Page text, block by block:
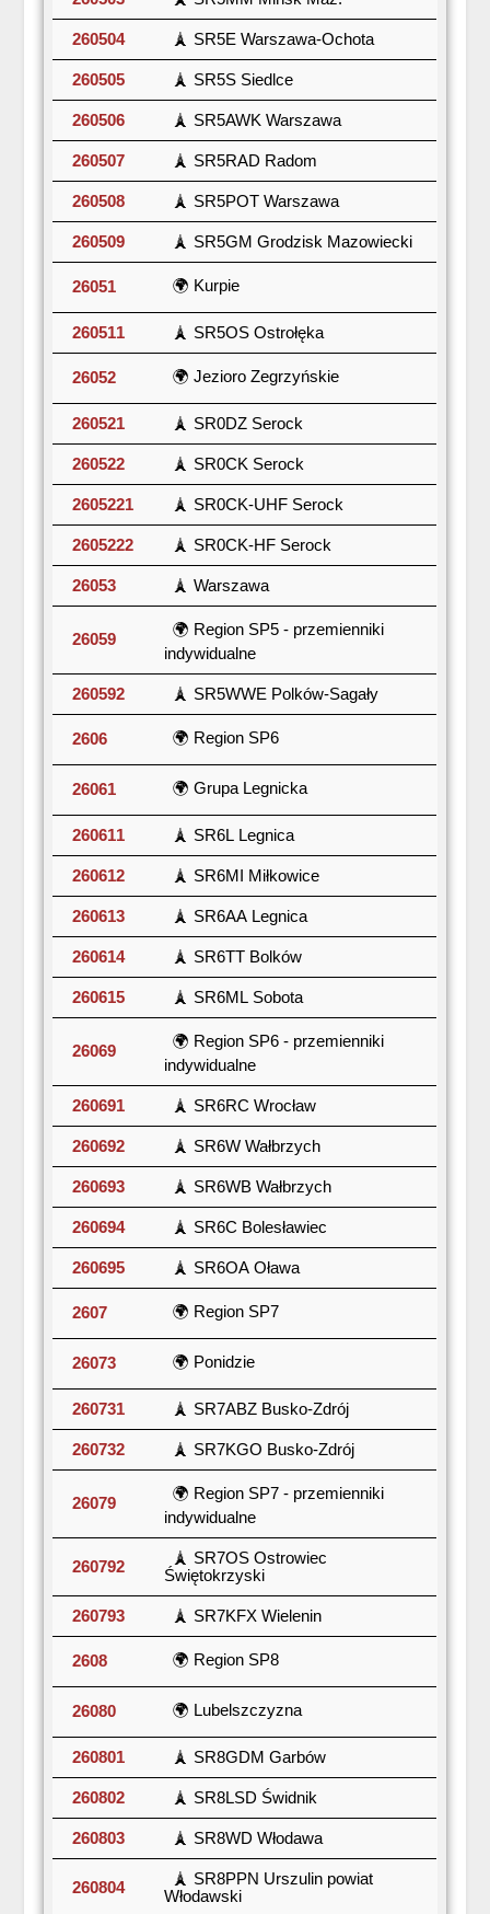
260504 🗼 SR5E Warszawa-Ochota
260505 🗼 SR5S Siedlce
260506 🗼 SR5AWK Warszawa
260507 🗼 SR5RAD Radom
260508 🗼 SR5POT Warszawa
260509 🗼 SR5GM Grodzisk Mazowiecki
26051 🌍 Kurpie
260511 🗼 SR5OS Ostrołęka
26052 🌍 Jezioro Zegrzyńskie
260521 🗼 SR0DZ Serock
260522 🗼 SR0CK Serock
2605221 🗼 SR0CK-UHF Serock
2605222 🗼 SR0CK-HF Serock
26053 🗼 Warszawa
26059
🌍 Region SP5 - przemienniki
indywidualne
260592 🗼 SR5WWE Polków-Sagały
2606 🌍 Region SP6
26061 🌍 Grupa Legnicka
260611 🗼 SR6L Legnica
260612 🗼 SR6MI Miłkowice
260613 🗼 SR6AA Legnica
260614 🗼 SR6TT Bolków
260615 🗼 SR6ML Sobota
26069
🌍 Region SP6 - przemienniki
indywidualne
260691 🗼 SR6RC Wrocław
260692 🗼 SR6W Wałbrzych
260693 🗼 SR6WB Wałbrzych
260694 🗼 SR6C Bolesławiec
260695 🗼 SR6OA Oława
2607 🌍 Region SP7
26073 🌍 Ponidzie
260731 🗼 SR7ABZ Busko-Zdrój
260732 🗼 SR7KGO Busko-Zdrój
26079
🌍 Region SP7 - przemienniki
indywidualne
260792
🗼 SR7OS Ostrowiec
Świętokrzyski
260793 🗼 SR7KFX Wielenin
2608 🌍 Region SP8
26080 🌍 Lubelszczyzna
260801 🗼 SR8GDM Garbów
260802 🗼 SR8LSD Świdnik
260803 🗼 SR8WD Włodawa
260804
🗼 SR8PPN Urszulin powiat
Włodawski